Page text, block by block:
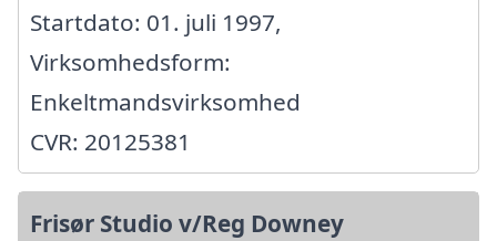
Startdato: 01. juli 1997,
Virksomhedsform:
Enkeltmandsvirksomhed
CVR: 20125381
Frisør Studio v/Reg Downey